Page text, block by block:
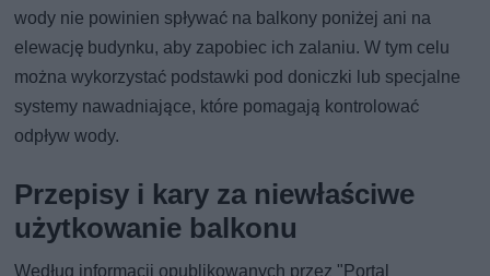
wody nie powinien spływać na balkony poniżej ani na
elewację budynku, aby zapobiec ich zalaniu. W tym celu
można wykorzystać podstawki pod doniczki lub specjalne
systemy nawadniające, które pomagają kontrolować
odpływ wody.
Przepisy i kary za niewłaściwe
użytkowanie balkonu
Według informacji opublikowanych przez "Portal